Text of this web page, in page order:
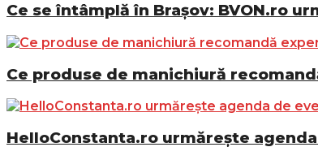
Ce se întâmplă în Brașov: BVON.ro
Ce produse de manichiură
HelloConstanta.ro urmărește